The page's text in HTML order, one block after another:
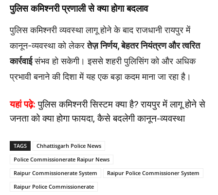
पुलिस कमिश्नरी प्रणाली से क्या होगा बदलाव
पुलिस कमिश्नरी व्यवस्था लागू होने के बाद राजधानी रायपुर में
कानून-व्यवस्था को लेकरतेज़ निर्णय, बेहतर नियंत्रण और त्वरित
कार्रवाईसंभव हो सकेगी। इससे शहरी पुलिसिंग को और अधिक
प्रभावी बनाने की दिशा में यह एक बड़ा कदम माना जा रहा है।
यहां पढ़े: पुलिस कमिश्नरी सिस्टम क्या है? रायपुर में लागू होने से
जनता को क्या होगा फायदा, कैसे बदलेगी कानून-व्यवस्था
TAGS
Chhattisgarh Police News
Police Commissionerate Raipur News
Raipur Commissionerate System
Raipur Police Commissioner System
Raipur Police Commissionerate